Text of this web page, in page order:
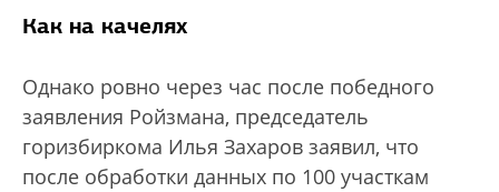
Как на качелях
Однако ровно через час после победного
заявления Ройзмана, председатель
горизбиркома Илья Захаров заявил, что
после обработки данных по 100 участкам